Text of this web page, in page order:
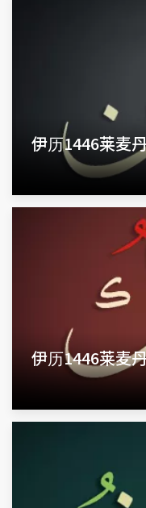
伊历1446莱麦
伊历1446莱麦